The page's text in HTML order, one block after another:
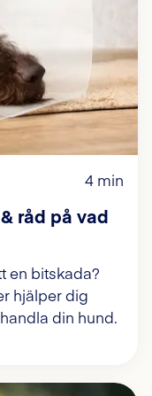
4 min
råd på vad
en bitskada?
hjälper dig
din hund.